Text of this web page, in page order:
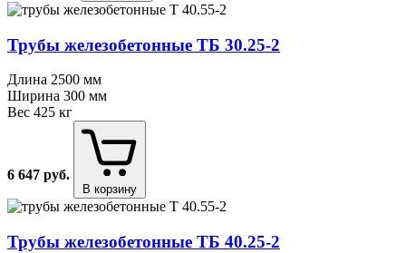
Трубы железобетонные ТБ 30.25⁠-⁠2
Длина 2500 мм
Ширина 300 мм
Вес 425 кг
6 647 руб.
В корзину
Трубы железобетонные ТБ 40.25⁠-⁠2